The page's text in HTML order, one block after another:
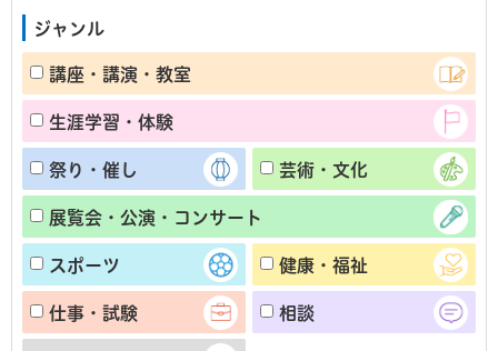
ジャンル
講座・講演・教室
生涯学習・体験
祭り・催し 芸術・文化
展覧会・公演・コンサート
スポーツ 健康・福祉
仕事・試験 相談